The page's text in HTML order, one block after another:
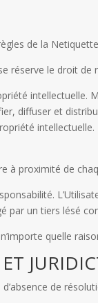
de la
le droit
diffuser et
à proximité de
un tiers lésé
quelle
de